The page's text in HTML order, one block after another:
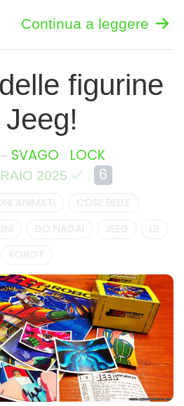
Continua a leggere
figurine
– SVAGO LOCK
2025 6
ANIMATI
COSE BELLE
GO NAGAI JEEG
LR
ROBOT